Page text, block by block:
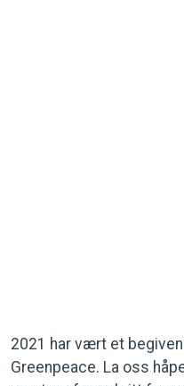
2021 har vært et
Greenpeace. La oss